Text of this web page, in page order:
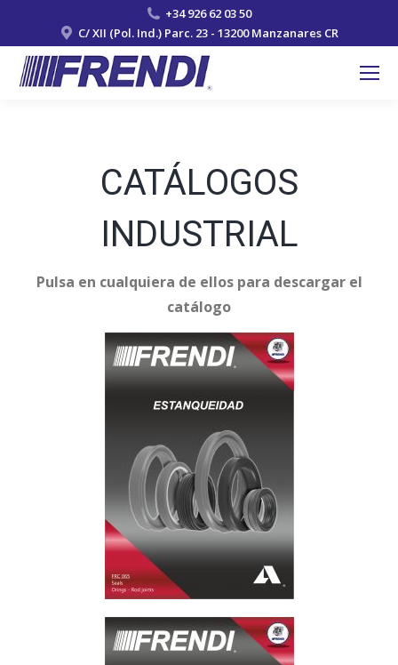
+34 926 62 03 50
C/ XII (Pol. Ind.) Parc. 23 - 13200 Manzanares CR
CATÁLOGOS
INDUSTRIAL
Pulsa en cualquiera de ellos para descargar el
catálogo